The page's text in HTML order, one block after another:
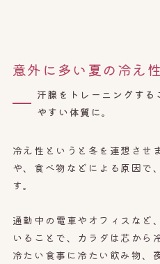
意外に多い夏の冷え
汗腺をトレーニングす
やすい体質に。
冷え性というと冬を連想させ
や、食べ物などによる原因で
す。
通勤中の電車やオフィスなど
いることで、カラダは芯から
冷たい食事に冷たい飲み物